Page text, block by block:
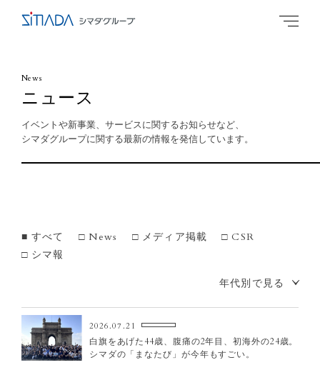
News
ニュース
イベントや新事業、サービスに関するお知らせなど、
シマダグループに関する最新の情報を発信しています。
すべて News メディア掲載
CSR
シマ報
年代別で見る
2026
2026.07.21
白旗をあげた44歳、腹痛の2年目、初海外の24歳。
シマダの「まなたび」が今年もすごい。